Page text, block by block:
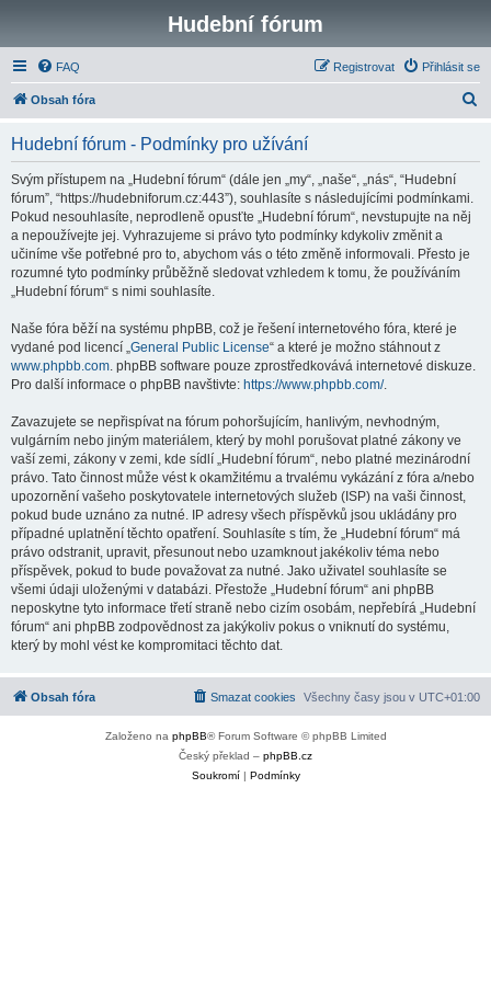
Hudební fórum
FAQ Přihlásit se
Registrovat
Obsah fóra
Hudební fórum - Podmínky pro užívání
Svým přístupem na „Hudební fórum“ (dále jen „my“, „naše“, „nás“, “Hudební
fórum”, “https://hudebniforum.cz:443”), souhlasíte s následujícími podmínkami.
Pokud nesouhlasíte, neprodleně opusťte „Hudební fórum“, nevstupujte na něj
a nepoužívejte jej. Vyhrazujeme si právo tyto podmínky kdykoliv změnit a
učiníme vše potřebné pro to, abychom vás o této změně informovali. Přesto je
rozumné tyto podmínky průběžně sledovat vzhledem k tomu, že používáním
„Hudební fórum“ s nimi souhlasíte.
Naše fóra běží na systému phpBB, což je řešení internetového fóra, které je
vydané pod licencí „General Public License“ a které je možno stáhnout z
www.phpbb.com. phpBB software pouze zprostředkovává internetové diskuze.
Pro další informace o phpBB navštivte: https://www.phpbb.com/.
Zavazujete se nepřispívat na fórum pohoršujícím, hanlivým, nevhodným,
vulgárním nebo jiným materiálem, který by mohl porušovat platné zákony ve
vaší zemi, zákony v zemi, kde sídlí „Hudební fórum“, nebo platné mezinárodní
právo. Tato činnost může vést k okamžitému a trvalému vykázání z fóra a/nebo
upozornění vašeho poskytovatele internetových služeb (ISP) na vaši činnost,
pokud bude uznáno za nutné. IP adresy všech příspěvků jsou ukládány pro
případné uplatnění těchto opatření. Souhlasíte s tím, že „Hudební fórum“ má
právo odstranit, upravit, přesunout nebo uzamknout jakékoliv téma nebo
příspěvek, pokud to bude považovat za nutné. Jako uživatel souhlasíte se
všemi údaji uloženými v databázi. Přestože „Hudební fórum“ ani phpBB
neposkytne tyto informace třetí straně nebo cizím osobám, nepřebírá „Hudební
fórum“ ani phpBB zodpovědnost za jakýkoliv pokus o vniknutí do systému,
který by mohl vést ke kompromitaci těchto dat.
Obsah fóra Všechny časy jsou v UTC+01:00
Smazat cookies
Založeno na phpBB® Forum Software © phpBB Limited
Český překlad – phpBB.cz
Soukromí| Podmínky